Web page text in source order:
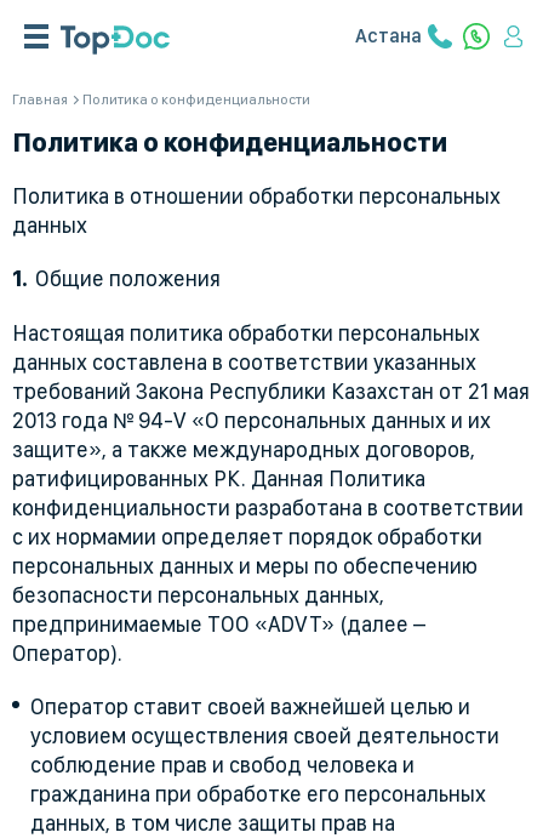
Астана
Главная Политика о конфиденциальности
Политика о конфиденциальности
Политика в отношении обработки персональных
данных
Общие положения
Настоящая политика обработки персональных
данных составлена в соответствии указанных
требований Закона Республики Казахстан от 21 мая
2013 года № 94-V «О персональных данных и их
защите», а также международных договоров,
ратифицированных РК. Данная Политика
конфиденциальности разработана в соответствии
с их нормамии определяет порядок обработки
персональных данных и меры по обеспечению
безопасности персональных данных,
предпринимаемые ТОО «ADVT» (далее –
Оператор).
Оператор ставит своей важнейшей целью и
условием осуществления своей деятельности
соблюдение прав и свобод человека и
гражданина при обработке его персональных
данных, в том числе защиты прав на